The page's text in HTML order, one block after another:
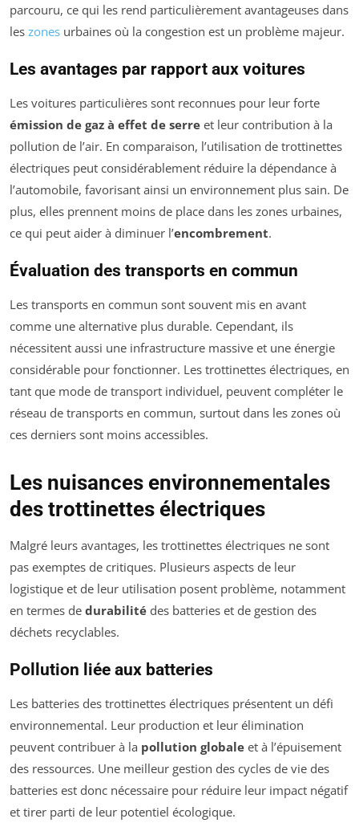
parcouru, ce qui les rend particulièrement avantageuses dans
les zones urbaines où la congestion est un problème majeur.
Les avantages par rapport aux voitures
Les voitures particulières sont reconnues pour leur forte
émission de gaz à effet de serre et leur contribution à la
pollution de l’air. En comparaison, l’utilisation de trottinettes
électriques peut considérablement réduire la dépendance à
l’automobile, favorisant ainsi un environnement plus sain. De
plus, elles prennent moins de place dans les zones urbaines,
ce qui peut aider à diminuer l’encombrement.
Évaluation des transports en commun
Les transports en commun sont souvent mis en avant
comme une alternative plus durable. Cependant, ils
nécessitent aussi une infrastructure massive et une énergie
considérable pour fonctionner. Les trottinettes électriques, en
tant que mode de transport individuel, peuvent compléter le
réseau de transports en commun, surtout dans les zones où
ces derniers sont moins accessibles.
Les nuisances environnementales
des trottinettes électriques
Malgré leurs avantages, les trottinettes électriques ne sont
pas exemptes de critiques. Plusieurs aspects de leur
logistique et de leur utilisation posent problème, notamment
en termes de durabilité des batteries et de gestion des
déchets recyclables.
Pollution liée aux batteries
Les batteries des trottinettes électriques présentent un défi
environnemental. Leur production et leur élimination
peuvent contribuer à la pollution globale et à l’épuisement
des ressources. Une meilleur gestion des cycles de vie des
batteries est donc nécessaire pour réduire leur impact négatif
et tirer parti de leur potentiel écologique.